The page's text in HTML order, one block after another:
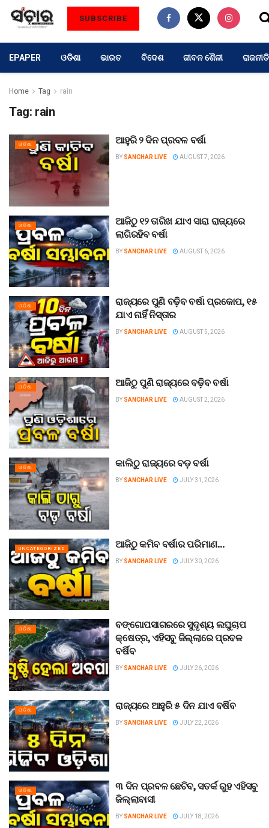
SUBSCRIBE
EPAPER ଓଡିଶା ଭାରତ ବିଦେଶ ଜୀବନ ଶୈଳୀ ରାଜନୀତି
Home Tag rain
Tag: rain
ଓଡିଶା ଆହୁରି ୨ ଦିନ ପ୍ରବଳ ବର୍ଷା
BY SANCHAR LIVE AUGUST 7, 2026
ଓଡିଶା ଆଜିଠୁ ୧୨ ତାରିଖ ଯାଏ ସାରା ରାଜ୍ୟରେ
ଲାଗିରହିବ ବର୍ଷା
BY SANCHAR LIVE AUGUST 6, 2026
ଓଡିଶା ରାଜ୍ୟରେ ପୁଣି ବଢ଼ିବ ବର୍ଷା ପ୍ରକୋପ, ୧୫
ଯାଏ ନାହିଁ ନିସ୍ତାର
BY SANCHAR LIVE AUGUST 5, 2026
ଓଡିଶା ଆଜିଠୁ ପୁଣି ରାଜ୍ୟରେ ବଢ଼ିବ ବର୍ଷା
BY SANCHAR LIVE AUGUST 2, 2026
ଓଡିଶା କାଲିଠୁ ରାଜ୍ୟରେ ବଡ଼ ବର୍ଷା
BY SANCHAR LIVE JULY 31, 2026
UNCATEGORIZED ଆଜିଠୁ କମିବ ବର୍ଷାର ପରିମାଣ…
BY SANCHAR LIVE JULY 30, 2026
ଓଡିଶା ବଙ୍ଗୋପସାଗରରେ ସୁଦୃଶ୍ୟ ଲଘୁଚାପ
କ୍ଷେତ୍ର, ଏହିସବୁ ଜିଲ୍ଲାରେ ପ୍ରବଳ
ବର୍ଷିବ
BY SANCHAR LIVE JULY 26, 2026
ଓଡିଶା ରାଜ୍ୟରେ ଆହୁରି ୫ ଦିନ ଯାଏ ବର୍ଷିବ
BY SANCHAR LIVE JULY 22, 2026
ଓଡିଶା ୩ ଦିନ ପ୍ରବଳ ଛେଚିବ, ସତର୍କ ରୁହ ଏହିସବୁ
ଜିଲ୍ଲାବାସୀ
BY SANCHAR LIVE JULY 18, 2026